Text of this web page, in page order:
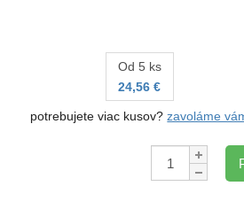
Od 5 ks
24,56 €
potrebujete viac kusov?zavoláme
Množstvo: